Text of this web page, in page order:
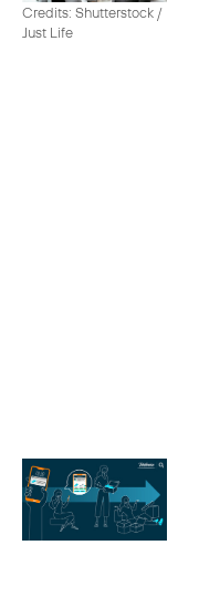
Credits: Shutterstock /
Just Life